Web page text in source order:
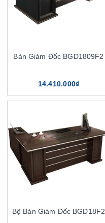
Bàn Giám Đốc BGD1809F2
14.410.000₫
Bộ Bàn Giám Đốc BGD18F2